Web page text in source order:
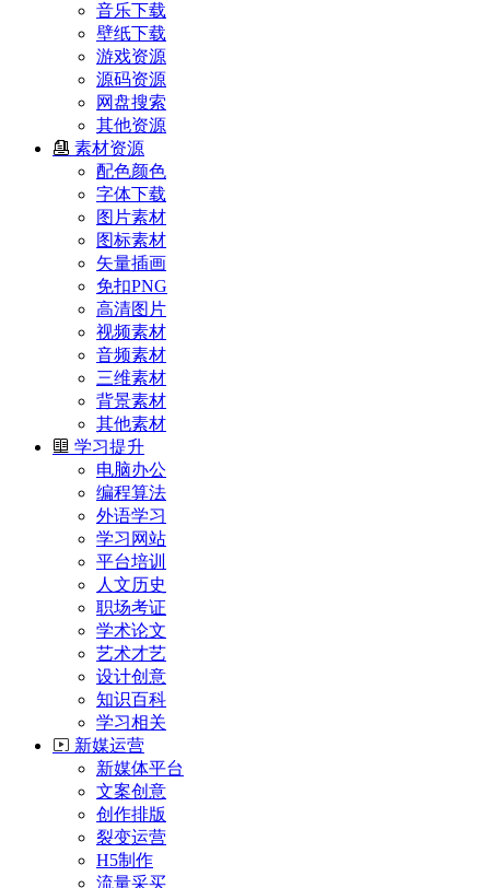
音乐下载
壁纸下载
游戏资源
源码资源
网盘搜索
其他资源
素材资源
配色颜色
字体下载
图片素材
图标素材
矢量插画
免扣PNG
高清图片
视频素材
音频素材
三维素材
背景素材
其他素材
学习提升
电脑办公
编程算法
外语学习
学习网站
平台培训
人文历史
职场考证
学术论文
艺术才艺
设计创意
知识百科
学习相关
新媒运营
新媒体平台
文案创意
创作排版
裂变运营
H5制作
流量采买